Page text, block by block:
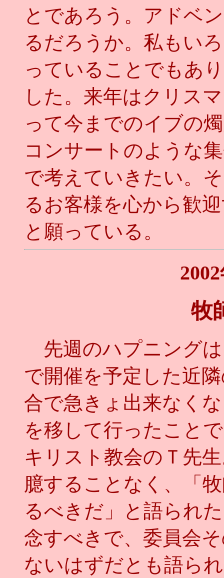
とであろう。アドベ
るだろうか。私もい
っていることでもあ
した。来年はクリス
って今までのイブの
コンサートのような
で考えていきたい。
るお客様を心から歓
と願っている。
牧
先週のハプニング
で開催を予定した近
合で急きょ出来なく
を移して行ったこと
キリスト教会のＴ先
臆することなく、「
るべきだ」と語られ
念すべきで、委員会
ないはずだとも語ら